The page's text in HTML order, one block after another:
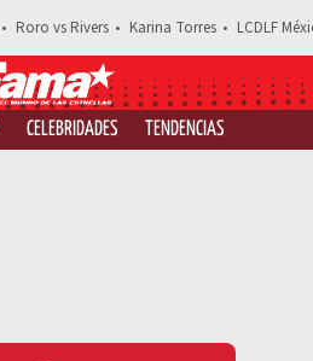
Roro vs Rivers Karina Torres LCDLF
CELEBRIDADES TENDENCIAS